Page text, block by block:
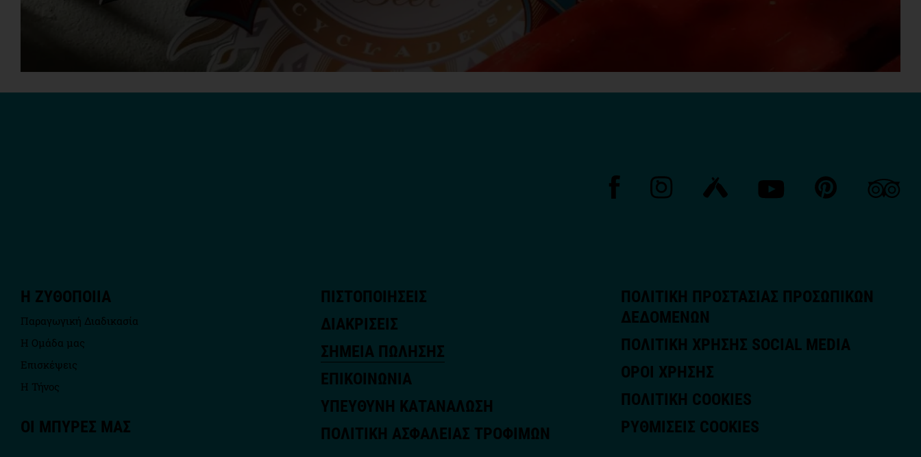
Η ΖΥΘΟΠΟΙΙΑ
Παραγωγική Διαδικασία
Η Ομάδα μας
Επισκέψεις
Η Τήνος
ΟΙ ΜΠΥΡΕΣ ΜΑΣ
ΠΙΣΤΟΠΟΙΗΣΕΙΣ
ΔΙΑΚΡΙΣΕΙΣ
ΣΗΜΕΙΑ ΠΩΛΗΣΗΣ
ΕΠΙΚΟΙΝΩΝΙΑ
ΥΠΕΥΘΥΝΗ ΚΑΤΑΝΑΛΩΣΗ
ΠΟΛΙΤΙΚΗ ΑΣΦΑΛΕΙΑΣ ΤΡΟΦΙΜΩΝ
ΠΟΛΙΤΙΚΗ ΠΡΟΣΤΑΣΙΑΣ ΠΡΟΣΩΠΙΚΩΝ
ΔΕΔΟΜΕΝΩΝ
ΠΟΛΙΤΙΚΗ ΧΡΗΣΗΣ SOCIAL MEDIA
ΟΡΟΙ ΧΡΗΣΗΣ
ΠΟΛΙΤΙΚΗ COOKIES
ΡΥΘΜΊΣΕΙΣ COOKIES